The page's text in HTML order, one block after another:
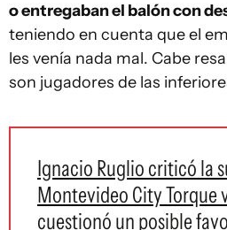
o entregaban el balón con
teniendo en cuenta que el
les venía nada mal. Cabe
son jugadores de las
Ignacio Ruglio criticó la
Montevideo City Torque
cuestionó un posible